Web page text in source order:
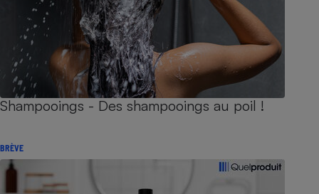
Shampooings - Des shampooings au poil !
BRÈVE